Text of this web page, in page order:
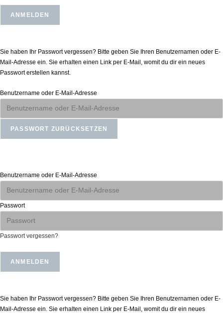
Sie haben Ihr Passwort vergessen? Bitte geben Sie Ihren Benutzernamen oder E-
Mail-Adresse ein. Sie erhalten einen Link per E-Mail, womit du dir ein neues
Passwort erstellen kannst.
Benutzername oder E-Mail-Adresse
Benutzername oder E-Mail-Adresse
Passwort
Passwort vergessen?
Sie haben Ihr Passwort vergessen? Bitte geben Sie Ihren Benutzernamen oder E-
Mail-Adresse ein. Sie erhalten einen Link per E-Mail, womit du dir ein neues